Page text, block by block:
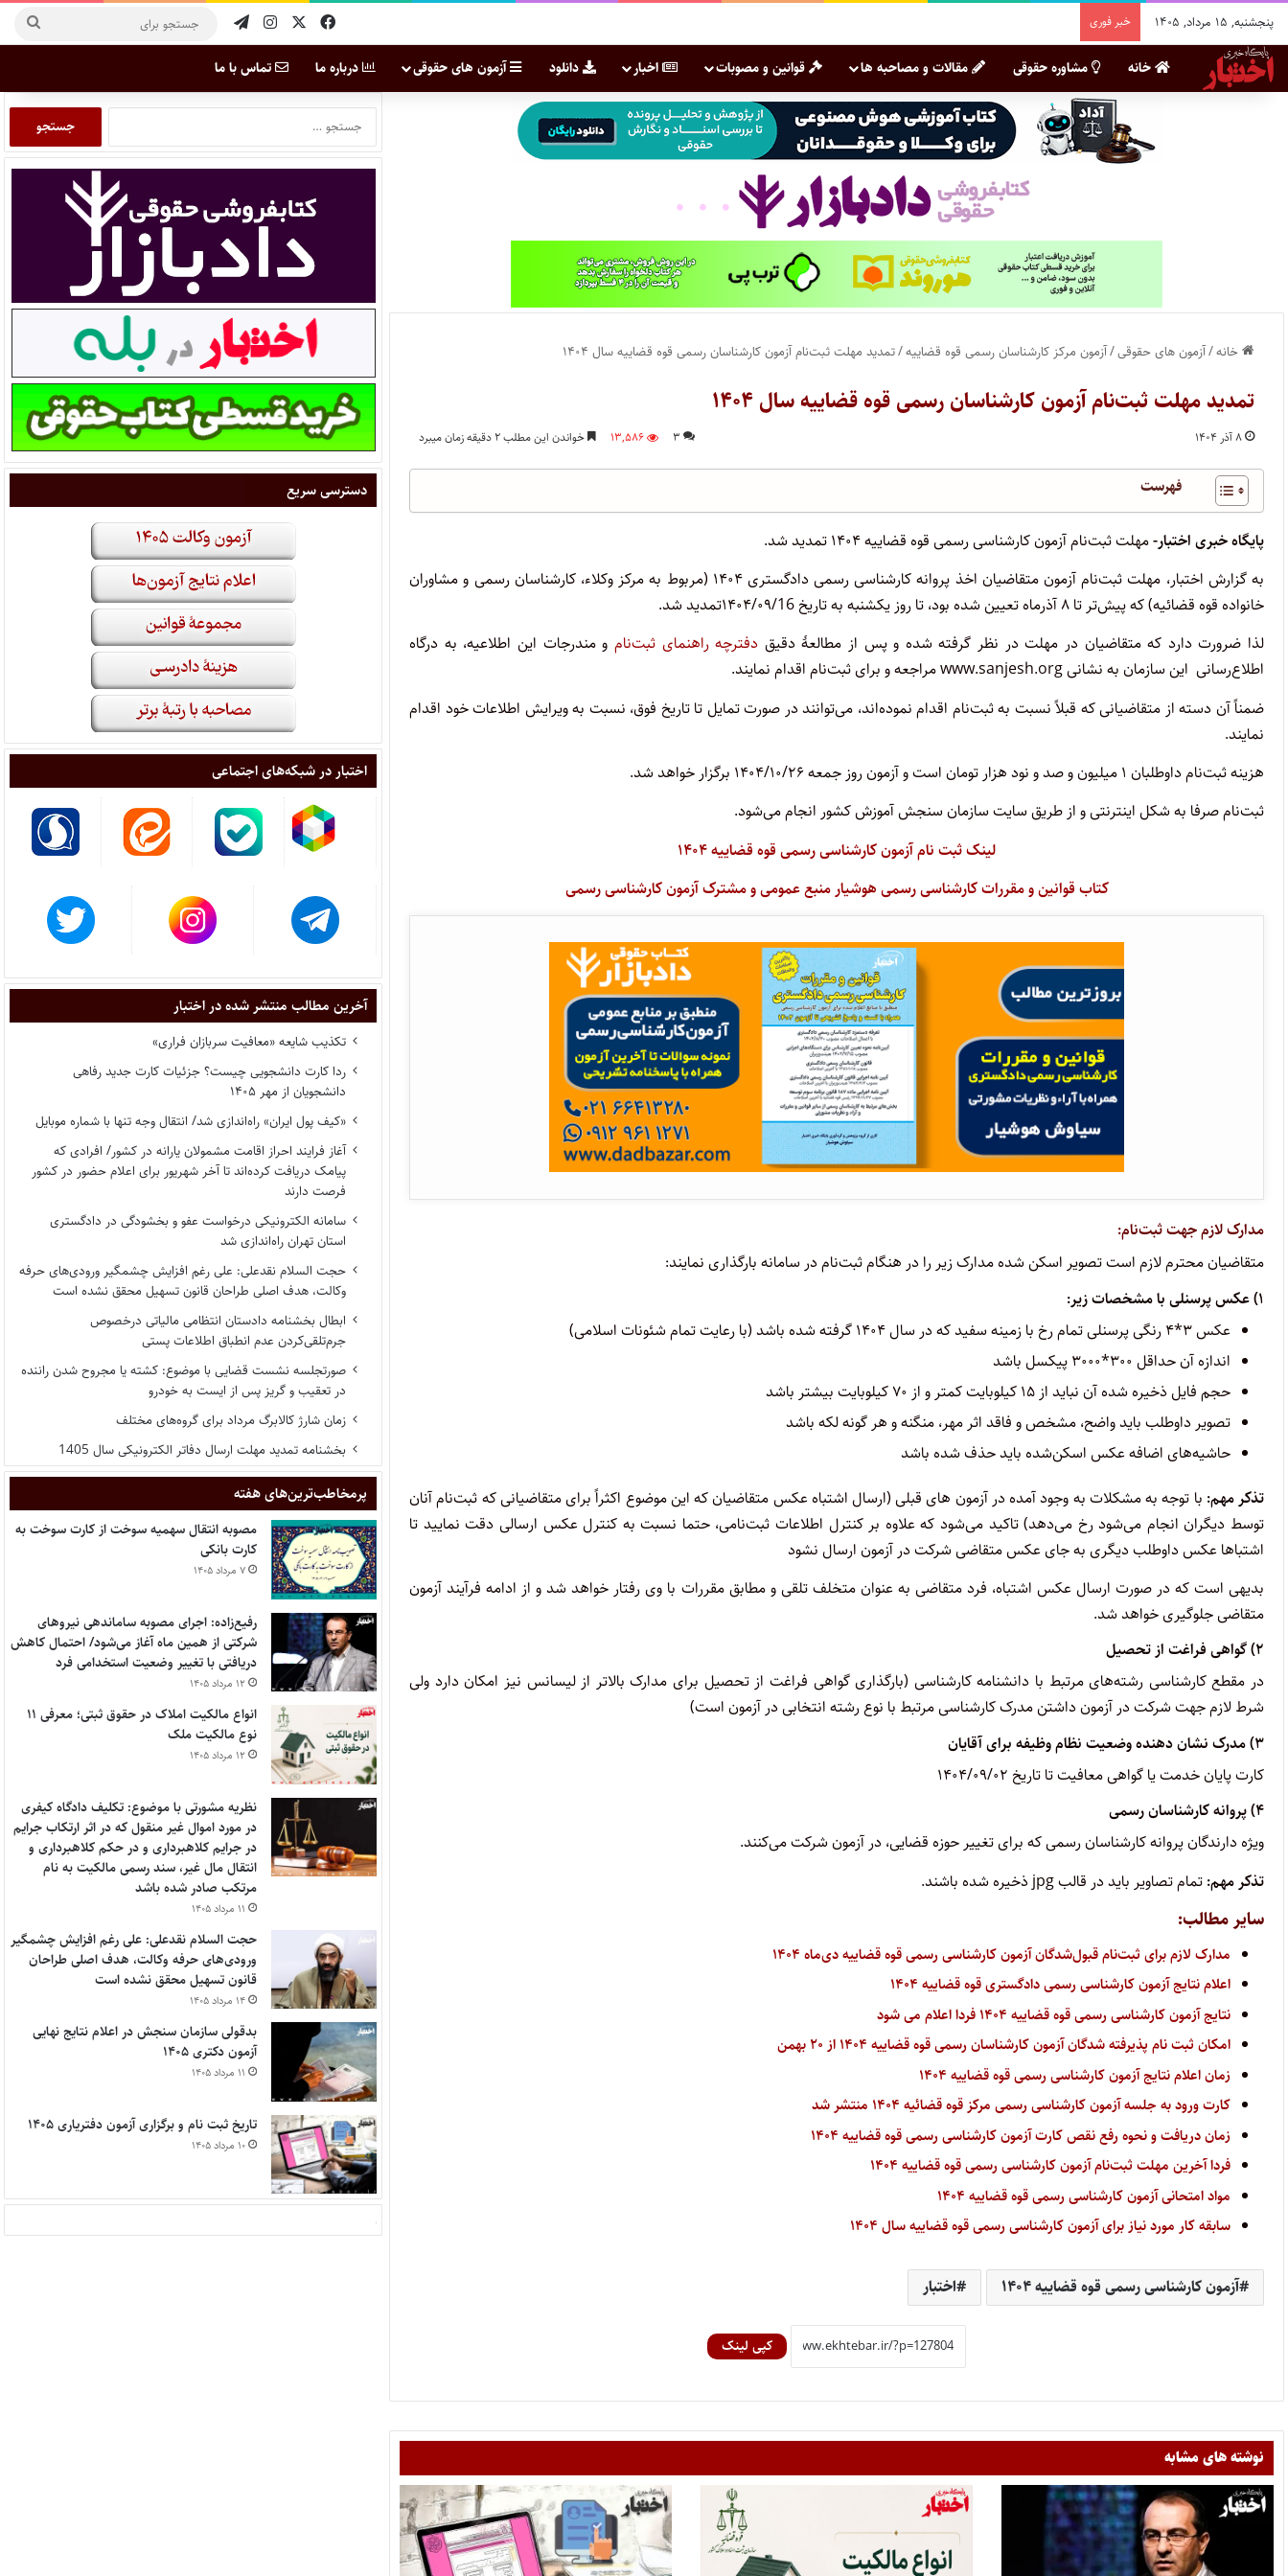
پنجشنبه, ۱۵ مرداد, ۱۴۰۵ خبر فوری
خانه مشاوره حقوقی مقالات و مصاحبه ها قوانین و مصوبات اخبار دانلود آزمون های حقوقی درباره ما تماس با ما
خانه/آزمون های حقوقی/آزمون مرکز کارشناسان رسمی قوه قضاییه/تمدید مهلت ثبت‌نام آزمون کارشناسان رسمی قوه قضاییه سال ۱۴۰۴
تمدید مهلت ثبت‌نام آزمون کارشناسان رسمی قوه قضاییه سال ۱۴۰۴
۸ آذر ۱۴۰۴ ۳ ۱۳,۵۸۶ خواندن این مطلب ۲ دقیقه زمان میبرد
فهرست
پایگاه خبری اختبار-مهلت ثبت‌نام آزمون کارشناسی رسمی قوه قضاییه ۱۴۰۴ تمدید شد.
به گزارش اختبار، مهلت ثبت‌نام آزمون متقاضیان اخذ پروانه کارشناسی رسمی دادگستری ۱۴۰۴ (مربوط به مرکز وکلاء، کارشناسان رسمی و مشاوران
خانواده قوه قضائیه) که پیش‌تر تا ۸ آذرماه تعیین شده بود، تا روز ‌یکشنبه به تاریخ ۱۴۰۴/۰۹/16تمدید شد.
لذا ضرورت دارد که متقاضیان در مهلت در نظر گرفته شده و پس از مطالعۀ دقیق دفترچه راهنمای ثبت‌نام و مندرجات این اطلاعیه، به درگاه
اطلاع‌رسانی این سازمان به نشانی www.sanjesh.org مراجعه و برای ثبت‌نام اقدام نمایند.
ضمناً آن ‌دسته از متقاضیانی که قبلاً نسبت به ثبت‌نام اقدام نموده‌اند، می‌توانند در صورت تمایل تا تاریخ فوق، نسبت به ویرایش اطلاعات خود اقدام
نمایند.
هزینه ثبت‌نام داوطلبان ۱ میلیون و صد و نود هزار تومان است و آزمون روز
جمعه ۱۴۰۴/۱۰/۲۶
برگزار خواهد شد.
ثبت‌نام صرفا به شکل اینترنتی و از طریق سایت سازمان سنجش آموزش کشور انجام می‌شود.
لینک ثبت نام آزمون کارشناسی رسمی قوه قضاییه ۱۴۰۴
کتاب قوانین و مقررات کارشناسی رسمی هوشیار منبع عمومی و مشترک آزمون کارشناسی رسمی
مدارک لازم جهت ثبت‌نام:
متقاضیان محترم لازم است تصویر اسکن شده مدارک زیر را در هنگام ثبت‌نام در سامانه بارگذاری نمایند:
۱) عکس پرسنلی با مشخصات زیر:
عکس ۳*۴ رنگی پرسنلی تمام رخ با زمینه سفید که در سال ۱۴۰۴ گرفته شده باشد (با رعایت تمام شئونات اسلامی)
اندازه آن حداقل ۳۰۰*۳۰۰۰ پیکسل باشد
حجم فایل ذخیره شده آن نباید از ۱۵ کیلوبایت کمتر و از ۷۰ کیلوبایت بیشتر باشد
تصویر داوطلب باید واضح، مشخص و فاقد اثر مهر، منگنه و هر گونه لکه باشد
حاشیه‌های اضافه عکس اسکن‌شده باید حذف شده باشد
تذکر مهم: با توجه به مشکلات به وجود آمده در آزمون های قبلی (ارسال اشتباه عکس متقاضیان که این موضوع اکثراً برای متقاضیانی که ثبت‌نام آنان
توسط دیگران انجام می‌شود رخ می‌دهد) تاکید می‌شود که علاوه بر کنترل اطلاعات ثبت‌نامی، حتما نسبت به کنترل عکس ارسالی دقت نمایید تا
اشتباها عکس داوطلب دیگری به جای عکس متقاضی شرکت در آزمون ارسال نشود
بدیهی است که در صورت ارسال عکس اشتباه، فرد متقاضی به عنوان متخلف تلقی و مطابق مقررات با وی رفتار خواهد شد و از ادامه فرآیند آزمون
متقاضی جلوگیری خواهد شد.
۲) گواهی فراغت از تحصیل
در مقطع کارشناسی رشته‌های مرتبط با دانشنامه کارشناسی (بارگذاری گواهی فراغت از تحصیل برای مدارک بالاتر از لیسانس نیز امکان دارد ولی
شرط لازم جهت شرکت در آزمون داشتن مدرک کارشناسی مرتبط با نوع رشته انتخابی در آزمون است)
۳) مدرک نشان دهنده وضعیت نظام وظیفه برای آقایان
کارت پایان خدمت یا گواهی معافیت تا تاریخ ۱۴۰۴/۰۹/۰۲
۴) پروانه کارشناسان رسمی
ویژه دارندگان پروانه کارشناسان رسمی که برای تغییر حوزه قضایی، در آزمون شرکت می‌کنند.
تذکر مهم: تمام تصاویر باید در قالب jpg ذخیره شده باشند.
سایر مطالب:
مدارک لازم برای ثبت‌نام قبول‌شدگان آزمون کارشناسی رسمی قوه قضاییه دی‌ماه ۱۴۰۴
اعلام نتایج آزمون کارشناسی رسمی دادگستری قوه قضاییه ۱۴۰۴
نتایج آزمون کارشناسی رسمی قوه قضاییه ۱۴۰۴ فردا اعلام می شود
امکان ثبت نام پذیرفته شدگان آزمون کارشناسان رسمی قوه قضاییه ۱۴۰۴ از ۲۰ بهمن
زمان اعلام نتایج آزمون کارشناسی رسمی قوه قضاییه ۱۴۰۴
کارت ورود به جلسه آزمون کارشناسی رسمی مرکز قوه قضائیه ۱۴۰۴ منتشر شد
زمان دریافت و نحوه رفع نقص کارت آزمون کارشناسی رسمی قوه قضاییه ۱۴۰۴
فردا آخرین مهلت ثبت‌نام آزمون کارشناسی رسمی قوه قضاییه ۱۴۰۴
مواد امتحانی آزمون کارشناسی رسمی قوه قضاییه ۱۴۰۴
سابقه کار مورد نیاز برای آزمون کارشناسی رسمی قوه قضاییه سال ۱۴۰۴
آزمون کارشناسی رسمی قوه قضاییه ۱۴۰۴ اختبار
کپی لینک
نوشته های مشابه
دسترسی سریع
اختبار در شبکه‌های اجتماعی
آخرین مطالب منتشر شده در اختبار
تکذیب شایعه «معافیت سربازان فراری»
ردا کارت دانشجویی چیست؟ جزئیات کارت جدید رفاهی
دانشجویان از مهر ۱۴۰۵
«کیف پول ایران» راه‌اندازی شد/ انتقال وجه تنها با شماره موبایل
آغاز فرایند احراز اقامت مشمولان یارانه در کشور/ افرادی که
پیامک دریافت کرده‌اند تا آخر شهریور برای اعلام حضور در کشور
فرصت دارند
سامانه الکترونیکی درخواست عفو و بخشودگی در دادگستری
استان تهران راه‌اندازی شد
حجت السلام نقدعلی: علی رغم افزایش چشمگیر ورودی‌های حرفه
وکالت، هدف اصلی طراحان قانون تسهیل محقق نشده است
ابطال بخشنامه دادستان انتظامی مالیاتی درخصوص
جرم‌تلقی‌کردن عدم انطباق اطلاعات پستی
صورتجلسه نشست قضایی با موضوع: کشته یا مجروح شدن راننده
در تعقیب و گریز پس از ایست به خودرو
زمان شارژ کالابرگ مرداد برای گروه‌های مختلف
بخشنامه تمدید مهلت ارسال دفاتر الکترونیکی سال 1405
پر‌مخاطب‌ترین‌های هفته
مصوبه انتقال سهمیه سوخت از کارت سوخت به
کارت بانکی
۷ مرداد ۱۴۰۵
رفیع‌زاده: اجرای مصوبه ساماندهی نیروهای
شرکتی از همین ماه آغاز می‌شود/ احتمال کاهش
دریافتی با تغییر وضعیت استخدامی فرد
۱۲ مرداد ۱۴۰۵
انواع مالکیت املاک در حقوق ثبتی؛ معرفی ۱۱
نوع مالکیت ملک
۱۲ مرداد ۱۴۰۵
نظریه مشورتی با موضوع: تکلیف دادگاه کیفری
در مورد اموال غیر منقول که در اثر ارتکاب جرایم
در جرایم کلاهبرداری و در حکم کلاهبرداری و
انتقال مال غیر، سند رسمی مالکیت به نام
مرتکب صادر شده باشد
۱۱ مرداد ۱۴۰۵
حجت السلام نقدعلی: علی رغم افزایش چشمگیر
ورودی‌های حرفه وکالت، هدف اصلی طراحان
قانون تسهیل محقق نشده است
۱۴ مرداد ۱۴۰۵
بدقولی سازمان سنجش در اعلام نتایج نهایی
آزمون دکتری ۱۴۰۵
۱۱ مرداد ۱۴۰۵
تاریخ ثبت نام و برگزاری آزمون دفتریاری ۱۴۰۵
۱۰ مرداد ۱۴۰۵